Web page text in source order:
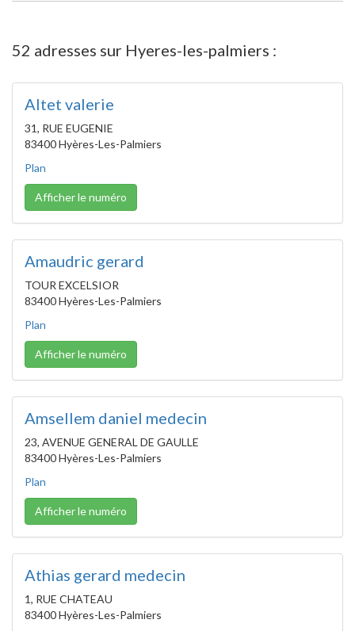
52 adresses sur Hyeres-les-palmiers :
Altet valerie
31, RUE EUGENIE
83400 Hyères-Les-Palmiers
Plan
Afficher le numéro
Amaudric gerard
TOUR EXCELSIOR
83400 Hyères-Les-Palmiers
Plan
Afficher le numéro
Amsellem daniel medecin
23, AVENUE GENERAL DE GAULLE
83400 Hyères-Les-Palmiers
Plan
Afficher le numéro
Athias gerard medecin
1, RUE CHATEAU
83400 Hyères-Les-Palmiers